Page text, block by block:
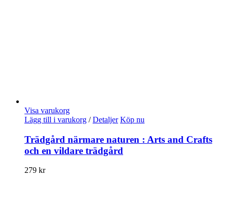
Visa varukorg
Lägg till i varukorg / Detaljer Köp nu
Trädgård närmare naturen : Arts and Crafts
och en vildare trädgård
279 kr